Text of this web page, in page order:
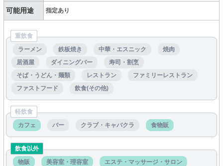
可能用途 指定あり
重飲食
ラーメン
鉄板焼き 中華・エスニック
焼肉
居酒屋
ダイニングバー
寿司・割烹
そば・うどん・麺類
レストラン
ファミリーレストラン
ファストフード
飲食(その他)
軽飲食
カフェ
バー クラブ・キャバクラ 食物販
飲食以外
物販
美容室・理容室
エステ・マッサージ・サロン